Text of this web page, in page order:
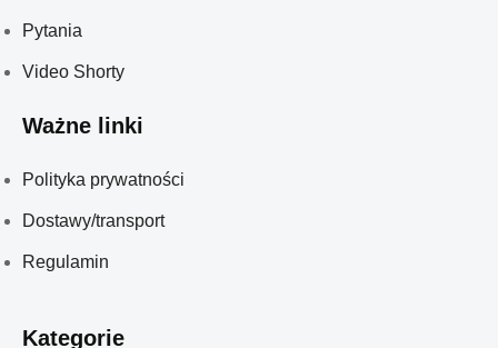
Pytania
Video Shorty
Ważne linki
Polityka prywatności
Dostawy/transport
Regulamin
Kategorie